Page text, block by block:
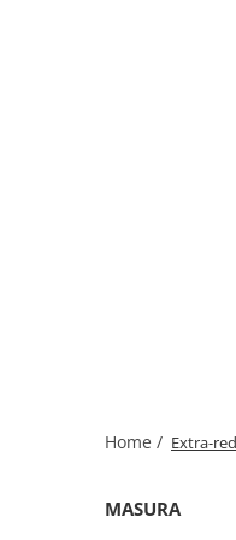
Home / Extra-
MASURA